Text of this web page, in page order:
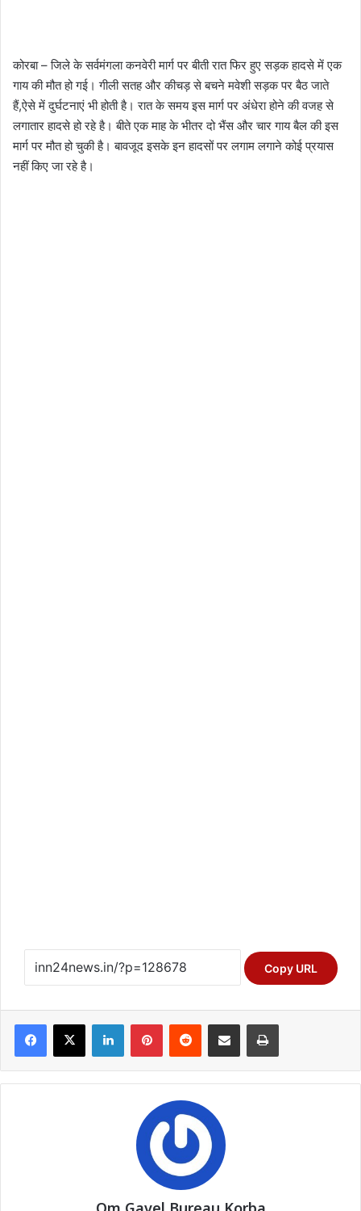
कोरबा – जिले के सर्वमंगला कनवेरी मार्ग पर बीती रात फिर हुए सड़क हादसे में एक
गाय की मौत हो गई। गीली सतह और कीचड़ से बचने मवेशी सड़क पर बैठ जाते
हैं,ऐसे में दुर्घटनाएं भी होती है। रात के समय इस मार्ग पर अंधेरा होने की वजह से
लगातार हादसे हो रहे है। बीते एक माह के भीतर दो भैंस और चार गाय बैल की इस
मार्ग पर मौत हो चुकी है। बावजूद इसके इन हादसों पर लगाम लगाने कोई प्रयास
नहीं किए जा रहे है।
Copy URL
Facebook
X LinkedInPinterestReddit Share via Email Print